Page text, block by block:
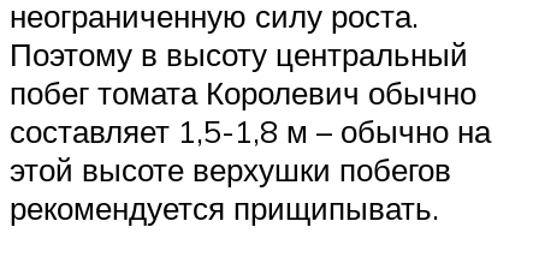
неограниченную силу роста.
Поэтому в высоту центральный
побег томата Королевич обычно
составляет 1,5-1,8 м – обычно на
этой высоте верхушки побегов
рекомендуется прищипывать.